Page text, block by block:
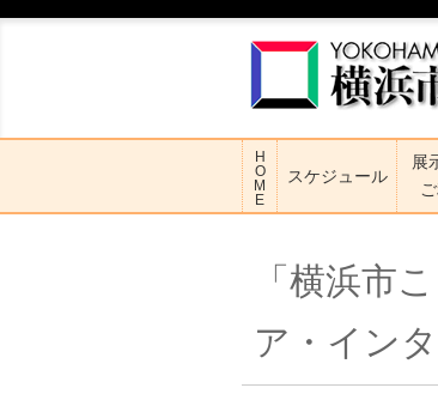
H
O
M
E
スケジュール
展
「横浜市
ア・イン